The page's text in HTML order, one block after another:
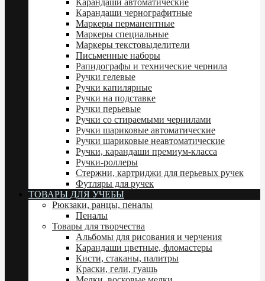
Карандаши чернографитные
Маркеры перманентные
Маркеры специальные
Маркеры текстовыделители
Письменные наборы
Рапидографы и технические чернила
Ручки гелевые
Ручки капилярные
Ручки на подставке
Ручки перьевые
Ручки со стираемыми чернилами
Ручки шариковые автоматические
Ручки шариковые неавтоматические
Ручки, карандаши премиум-класса
Ручки-роллеры
Стержни, картриджи для перьевых ручек
Футляры для ручек
ТОВАРЫ ДЛЯ УЧЕБЫ
Рюкзаки, ранцы, пеналы
Пеналы
Товары для творчества
Альбомы для рисования и черчения
Карандаши цветные, фломастеры
Кисти, стаканы, палитры
Краски, гели, гуашь